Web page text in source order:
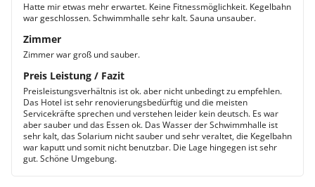
Hatte mir etwas mehr erwartet. Keine Fitnessmöglichkeit. Kegelbahn
war geschlossen. Schwimmhalle sehr kalt. Sauna unsauber.
Zimmer
Zimmer war groß und sauber.
Preis Leistung / Fazit
Preisleistungsverhältnis ist ok. aber nicht unbedingt zu empfehlen.
Das Hotel ist sehr renovierungsbedürftig und die meisten
Servicekräfte sprechen und verstehen leider kein deutsch. Es war
aber sauber und das Essen ok. Das Wasser der Schwimmhalle ist
sehr kalt, das Solarium nicht sauber und sehr veraltet, die Kegelbahn
war kaputt und somit nicht benutzbar. Die Lage hingegen ist sehr
gut. Schöne Umgebung.